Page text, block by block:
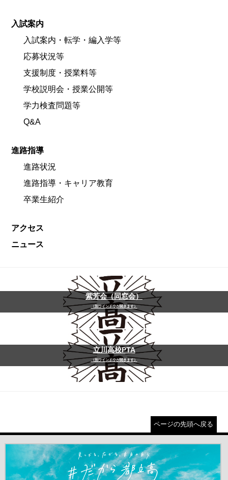
入試案内
入試案内・転学・編入学等
応募状況等
支援制度・授業料等
学校説明会・授業公開等
学力検査問題等
Q&A
進路指導
進路状況
進路指導・キャリア教育
卒業生紹介
アクセス
ニュース
紫芳会（同窓会）
（別ウインドウが開きます）
立川高校PTA
（別ウインドウが開きます）
ページの先頭へ戻る
＃だから都立高（別ウインドウが開きます）